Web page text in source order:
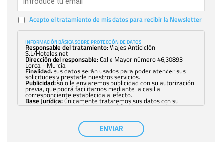
Acepto el tratamiento de mis datos para recibir la Newsletter
INFORMACIÓN BÁSICA SOBRE PROTECCIÓN DE DATOS
Responsable del tratamiento:Viajes Anticiclón
S.L/Hoteles.net
Dirección del responsable:Calle Mayor número 46,30893
Lorca - Murcia
Finalidad:sus datos serán usados para poder atender sus
solicitudes y prestarle nuestros servicios.
Publicidad:solo le enviaremos publicidad con su autorización
previa, que podrá facilitarnos mediante la casilla
correspondiente establecida al efecto.
Base Jurídica:únicamente trataremos sus datos con su
consentimiento previo, que podrá facilitarnos mediante la
con carácter general, sólo el personal de
nuestra entidad que esté debidamente autorizado podrá
tener conocimiento de la información que le pedimos. No se
comunicarán datos a terceros.
ENVIAR